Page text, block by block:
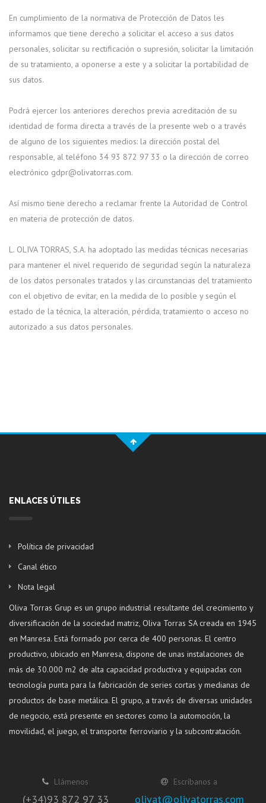
En cumplimiento de la normativa de Protección de Datos les
informamos que tiene derecho a solicitar el acceso a sus datos
personales, solicitar su rectificación o supresión, solicitar la limitación
de su tratamiento, a oponerse a este y a solicitar la portabilidad de
sus datos.
Podrá ejercer los anteriores derechos previa acreditación de su
identidad de forma directa a través de la presente web o a través
de alguno de los siguientes medios: la dirección postal del
responsable, al teléfono 34 93 872 97 33 o la dirección de correo
electrónico gdpr@olivatorras.com.
Así mismo tiene derecho a reclamar frente la Autoridad de Control
en materia de protección de datos.
L. OLIVA TORRAS, S.A. ha adoptado las medidas técnicas necesarias
para mantener el nivel requerido de seguridad según la naturaleza
de los datos personales tratados y las circunstancias del tratamiento
con el objetivo de evitar, en la medida de lo posible y según el
estado de la técnica, la alteración, pérdida, tratamiento o acceso no
autorizado a sus datos personales.
ENLACES ÚTILES
Política de privacidad
Canal ético
Nota legal
Oliva Torras Grup es un grupo industrial resultante del crecimiento y
diversificación de la sociedad matriz, Oliva Torras SA creada en 1945
en Manresa. Está formado por cerca de 400 personas. El centro
productivo, ubicado en Manresa, dispone de unas instalaciones de
más de 30.000 m2 de alta capacidad productiva y equipadas con
tecnología punta para la fabricación de series cortas y medianas de
productos de base metálica. El grupo, a través de diversas unidades
de negocio, está presente en sectores como la automoción, la
movilidad, el juego, el transporte ferroviario y la subcontratación.
Llámenos
(+34)93 872 97 33
Escríbanos a
olivat@olivatorras.com